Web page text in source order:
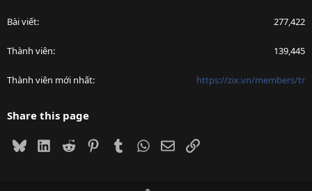
Bài viết 277,422
Thành viên 139,445
Thành viên mới nhất https://zix.vn/members/tr
Share this page
BlueskyLinkedIn
Reddit PinterestTumblrWhatsApp
EmailLink